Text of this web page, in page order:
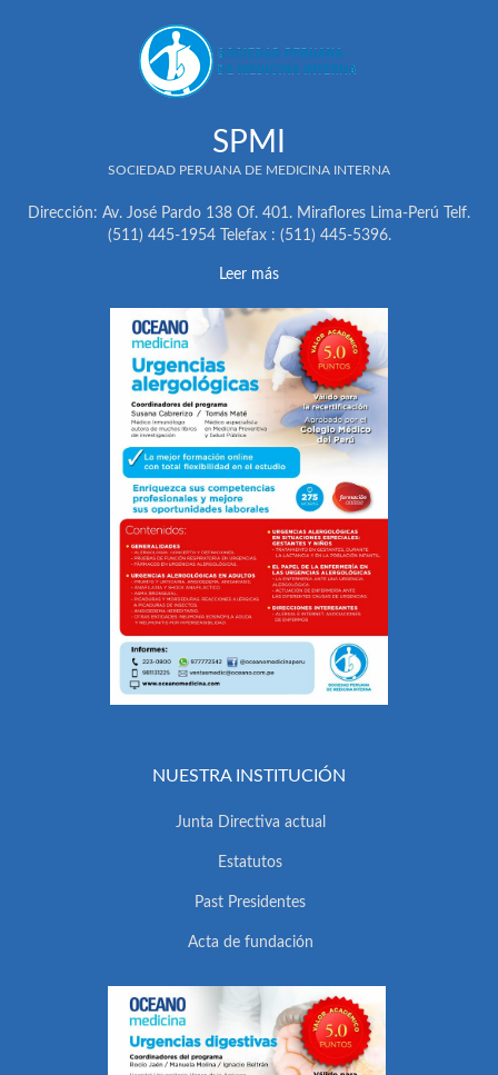
SPMI
SOCIEDAD PERUANA DE MEDICINA INTERNA
Dirección: Av. José Pardo 138 Of. 401. Miraflores Lima-Perú Telf.
(511) 445-1954 Telefax : (511) 445-5396.
Leer más
NUESTRA INSTITUCIÓN
Junta Directiva actual
Estatutos
Past Presidentes
Acta de fundación